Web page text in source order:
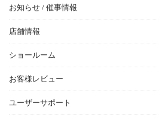
お知らせ / 催事情報
店舗情報
ショールーム
お客様レビュー
ユーザーサポート